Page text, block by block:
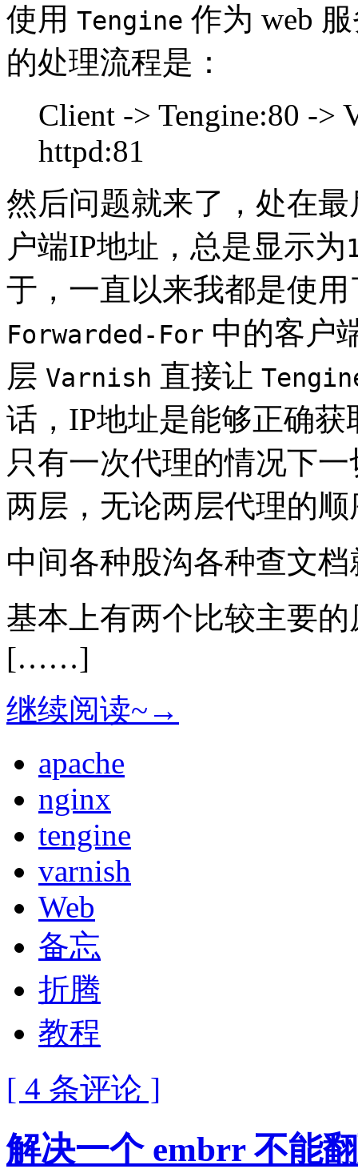
使用 Tengine 作为 web
的处理流程是：
Client -> Tengine:80 ->
httpd:81
然后问题就来了，处在
户端IP地址，总是显示为
于，一直以来我都是使
Forwarded-For 中的客户
层 Varnish 直接让
话，IP地址是能够正确
只有一次代理的情况下
两层，无论两层代理的
中间各种股沟各种查文
基本上有两个比较主要的
[……]
继续阅读~→
apache
nginx
tengine
varnish
Web
备忘
折腾
教程
[ 4 条评论 ]
解决一个 embrr 不能